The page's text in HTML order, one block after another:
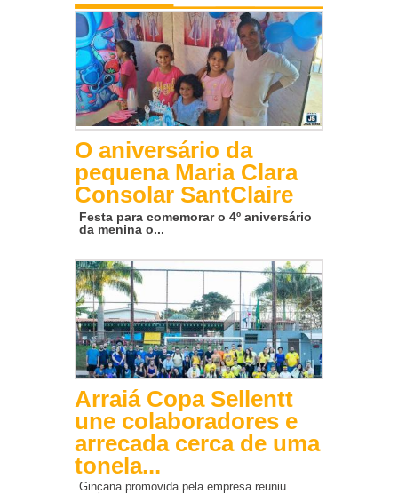
O aniversário da
pequena Maria Clara
Consolar SantClaire
Festa para comemorar o 4º aniversário
da menina o...
Arraiá Copa Sellentt
une colaboradores e
arrecada cerca de uma
tonela...
Gincana promovida pela empresa reuniu